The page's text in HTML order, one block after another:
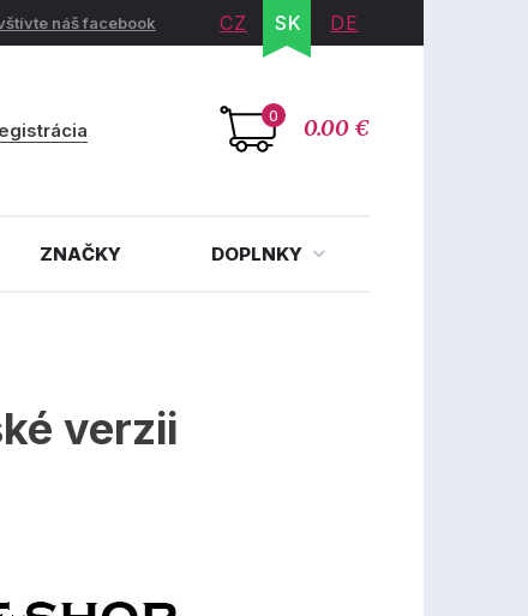
náš facebook CZ SK DE
0 0.00 €
ZNAČKY DOPLNKY
verzii